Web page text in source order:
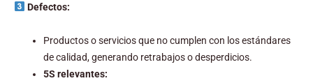
Defectos:
Productos o servicios que no cumplen con los estándares
de calidad, generando retrabajos o desperdicios.
5S relevantes: